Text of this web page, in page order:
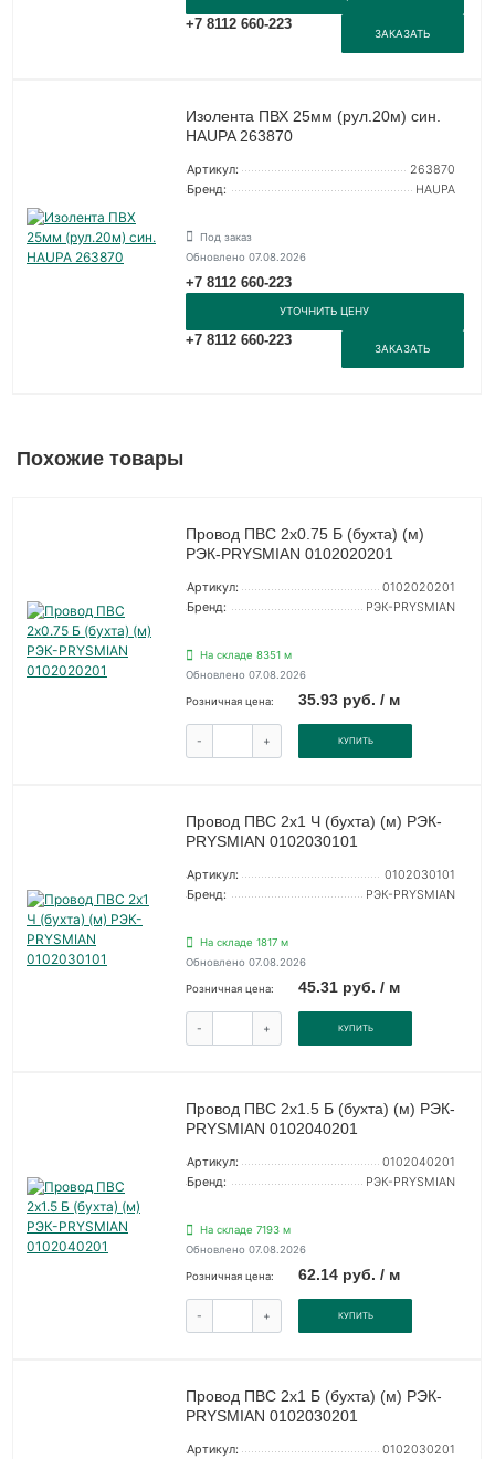
+7 8112 660-223
ЗАКАЗАТЬ
Изолента ПВХ 25мм (рул.20м) син.
HAUPA 263870
Артикул:
263870
Бренд:
HAUPA
Под заказ
Обновлено 07.08.2026
+7 8112 660-223
УТОЧНИТЬ ЦЕНУ
+7 8112 660-223
ЗАКАЗАТЬ
Похожие товары
Провод ПВС 2х0.75 Б (бухта) (м)
РЭК-PRYSMIAN 0102020201
Артикул:
0102020201
Бренд:
РЭК-PRYSMIAN
На складе 8351 м
Обновлено 07.08.2026
Розничная цена: 35.93 руб. / м
- + КУПИТЬ
Провод ПВС 2х1 Ч (бухта) (м) РЭК-
PRYSMIAN 0102030101
Артикул:
0102030101
Бренд:
РЭК-PRYSMIAN
На складе 1817 м
Обновлено 07.08.2026
Розничная цена: 45.31 руб. / м
- + КУПИТЬ
Провод ПВС 2х1.5 Б (бухта) (м) РЭК-
PRYSMIAN 0102040201
Артикул:
0102040201
Бренд:
РЭК-PRYSMIAN
На складе 7193 м
Обновлено 07.08.2026
Розничная цена: 62.14 руб. / м
- + КУПИТЬ
Провод ПВС 2х1 Б (бухта) (м) РЭК-
PRYSMIAN 0102030201
Артикул:
0102030201